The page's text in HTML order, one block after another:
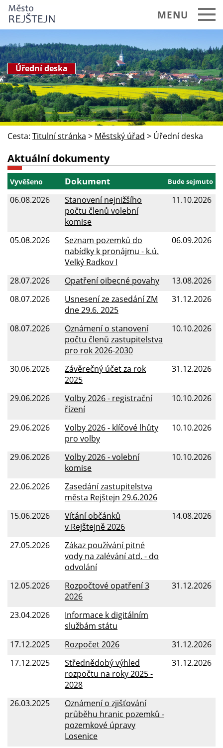
MENU
REJŠTEJN a okolí
Městský úřad
Základní informace
Struktura úřadu
Aktuality
Úřední deska
Zápisy a usnesení zastupitelstva
Vyhlášky a nařízení
Rozpočet města
Ochrana osobních údajů (GDPR)
Informace zveřejňované o povinném subjektu
Poskytování informací dle zákona 106
Územní plán
Systém odpadů
Další informace pro občany
Publicita projektů
Úřední deska
Cesta: Titulní stránka > Městský úřad > Úřední deska
Aktuální dokumenty
Vyvěšeno Bude sejmuto
Dokument
06.08.2026 11.10.2026
Stanovení nejnižšího
počtu členů volební
komise
05.08.2026
06.09.2026
Seznam pozemků do
nabídky k pronájmu - k.ú.
Velký Radkov I
28.07.2026
13.08.2026
Opatření oibecné povahy
08.07.2026
31.12.2026
Usnesení ze zasedání ZM
dne 29.6. 2025
08.07.2026
10.10.2026
Oznámení o stanovení
počtu členů zastupitelstva
pro rok 2026-2030
30.06.2026
31.12.2026
Závěrečný účet za rok
2025
29.06.2026
10.10.2026
Volby 2026 - registrační
řízení
29.06.2026
10.10.2026
Volby 2026 - klíčové lhůty
pro volby
29.06.2026
10.10.2026
Volby 2026 - volební
komise
22.06.2026
Zasedání zastupitelstva
města Rejštejn 29.6.2026
15.06.2026
14.08.2026
Vítání občánků
v Rejštejně 2026
27.05.2026
Zákaz používání pitné
vody na zalévání atd. - do
odvolání
12.05.2026
31.12.2026
Rozpočtové opatření 3
2026
23.04.2026
Informace k digitálním
službám státu
17.12.2025
31.12.2026
Rozpočet 2026
17.12.2025
31.12.2026
Střednědobý výhled
rozpočtu na roky 2025 -
2028
26.03.2025
Oznámení o zjišťování
průběhu hranic pozemků -
pozemkové úpravy
Losenice